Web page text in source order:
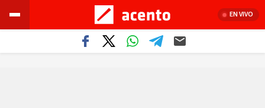
EN VIVO